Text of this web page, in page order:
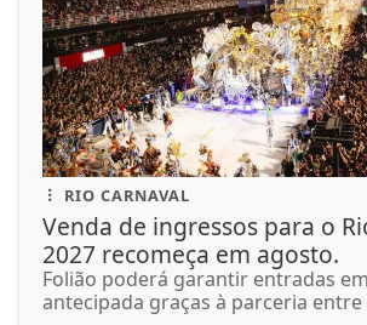
RIO CARNAVAL
Venda de ingressos para o
2027 recomeça em agosto.
Folião poderá garantir entradas
antecipada graças à parceria entre